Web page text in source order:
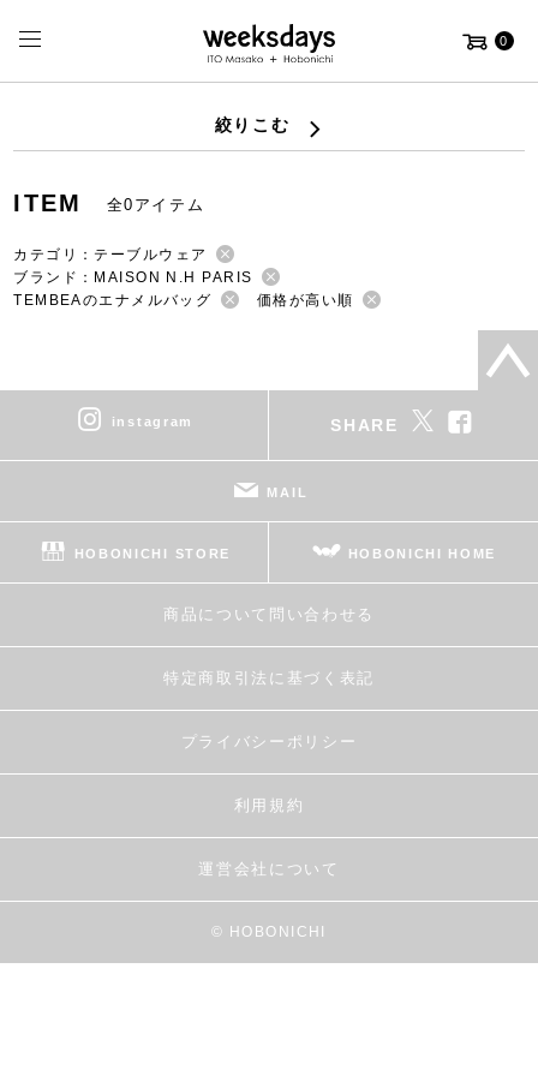
0
絞りこむ
ITEM 全0アイテム
カテゴリ：テーブルウェア
ブランド：MAISON N.H PARIS
TEMBEAのエナメルバッグ
価格が高い順
instagram SHARE
MAIL
HOBONICHI STORE HOBONICHI HOME
商品について問い合わせる
特定商取引法に基づく表記
プライバシーポリシー
利用規約
運営会社について
© HOBONICHI